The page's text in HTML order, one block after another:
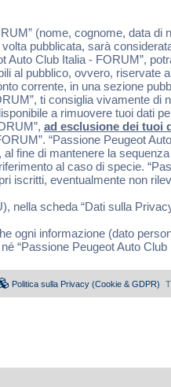
(nome, cognome, data di
pubblicata, sarà
Auto Club Italia - FORUM”,
al pubblico, ovvero, riservate
corrente, in una sezione
ti consiglia vivamente di
a rimuovere tuoi dati
ad esclusione dei tuoi
“Passione Peugeot
fine di mantenere la
al caso di specie.
iscritti, eventualmente non
nella scheda “Dati sulla
ogni informazione (dato
“Passione Peugeot Auto Club
Politica sulla Privacy (Cookie & GDPR)